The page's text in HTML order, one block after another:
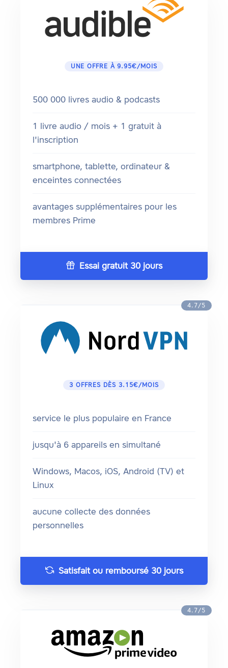
UNE OFFRE À 9.95€/MOIS
500 000 livres audio & podcasts
1 livre audio / mois + 1 gratuit à
l'inscription
smartphone, tablette, ordinateur &
enceintes connectées
avantages supplémentaires pour les
membres Prime
Essai gratuit 30 jours
4.7/5
3 OFFRES DÈS 3.15€/MOIS
service le plus populaire en France
jusqu'à 6 appareils en simultané
Windows, Macos, iOS, Android (TV) et
Linux
aucune collecte des données
personnelles
Satisfait ou remboursé 30 jours
4.7/5